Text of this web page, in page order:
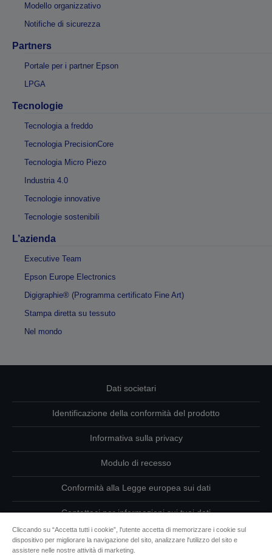
Modello organizzativo
Notifiche di sicurezza
Partners
Portale per i partner Epson
LPGA
Tecnologie
Tecnologia a freddo
Tecnologia PrecisionCore
Tecnologia Micro Piezo
Industria 4.0
Tecnologie innovative
Tecnologie sostenibili
L’azienda
Executive Team
Epson Europe Electronics
Digigraphie® (Programma certificato Fine Art)
Stampa diretta su tessuto
Nel mondo
Dati societari
Identificazione della conformità del prodotto
Informativa sulla privacy
Modulo di recesso
Conformità alla Legge europea sui dati
Contattaci per informazioni sui tuoi dati
Informazioni sui cookie
Cliccando su “Accetta tutti i cookie”, l'utente accetta di memorizzare i cookie sul
dispositivo per migliorare la navigazione del sito, analizzare l'utilizzo del sito e
assistere nelle nostre attività di marketing.